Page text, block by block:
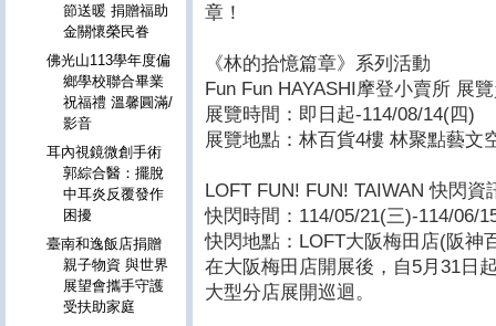
章！
《林的拾憶篇章》系列活動
Fun Fun HAYASHI摩登小賣所 展
展覽時間：即日起-114/08/14(四)
展覽地點：林百貨4樓 林聚點藝文
LOFT FUN! FUN! TAIWAN 快閃資
快閃時間：114/05/21(三)-114/06/
快閃地點：LOFT大阪梅田店(阪神
在大阪梅田店開展後，自5月31日
大型分店展開巡迴。
節送暖 捐贈福助
金關懷榮民眷
佛光山113學年度偏
鄉學校聯合畢業
祝福禮 溫馨圓滿/
影音
耳內視鏡微創手術
郭綜合醫：擺脫
中耳炎反覆發作
困擾
臺南和逸飯店捐贈
親子物資 與世界
展望會攜手守護
受扶助家庭